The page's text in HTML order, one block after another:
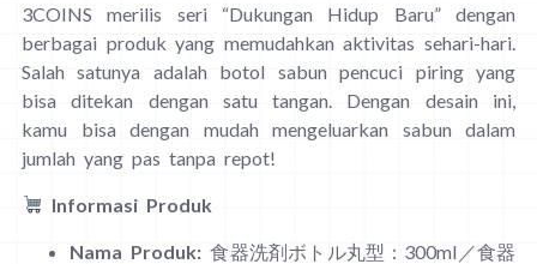
3COINS merilis seri “Dukungan Hidup Baru” dengan
berbagai produk yang memudahkan aktivitas sehari-hari.
Salah satunya adalah botol sabun pencuci piring yang
bisa ditekan dengan satu tangan. Dengan desain ini,
kamu bisa dengan mudah mengeluarkan sabun dalam
jumlah yang pas tanpa repot!
Informasi Produk
Nama Produk: 食器洗剤ボトル丸型：300ml／食器